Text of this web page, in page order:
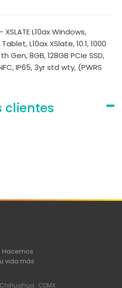
XSLATE L10ax Windows,
L10ax XSlate, 10.1, 1000
Gen, 8GB, 128GB PCIe SSD,
IP65, 3yr std wty, (PWRS
clientes
Hacemos
vida más
· CDMX